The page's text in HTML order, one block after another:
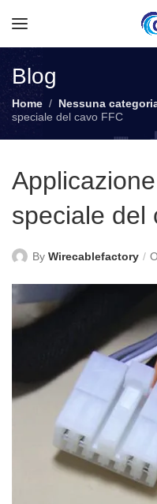
Blog
Home Nessuna
speciale del cavo FFC
speciale del
By Wirecablefactory